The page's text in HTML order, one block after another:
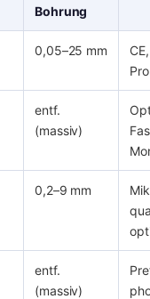
Bohrung
0,05–25 mm
entf.
(massiv)
0,2–9 mm
entf.
(massiv)